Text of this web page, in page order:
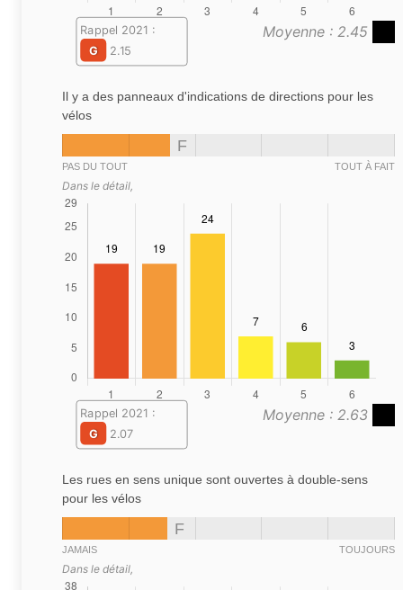
Moyenne : 2.45
Rappel 2021 :
G
2.15
Il y a des panneaux d'indications de directions pour les
vélos
F
PAS DU TOUT TOUT À FAIT
Dans le détail,
Moyenne : 2.63
Rappel 2021 :
G
2.07
Les rues en sens unique sont ouvertes à double-sens
pour les vélos
F
JAMAIS TOUJOURS
Dans le détail,